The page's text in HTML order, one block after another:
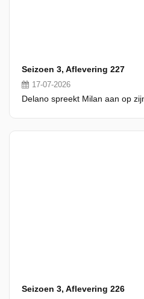
Seizoen 3, Aflevering 227
17-07-2026
Delano spreekt Milan aan op
Seizoen 3, Aflevering 226